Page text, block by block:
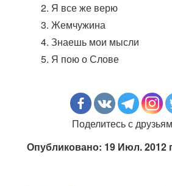
Я все же верю
Жемчужина
Знаешь мои мысли
Я пою о Слове
Поделитесь с
Опубликовано: 19 Июл. 2012